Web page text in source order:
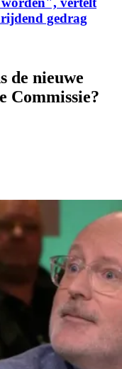
gedrag
de nieuwe
Commissie?